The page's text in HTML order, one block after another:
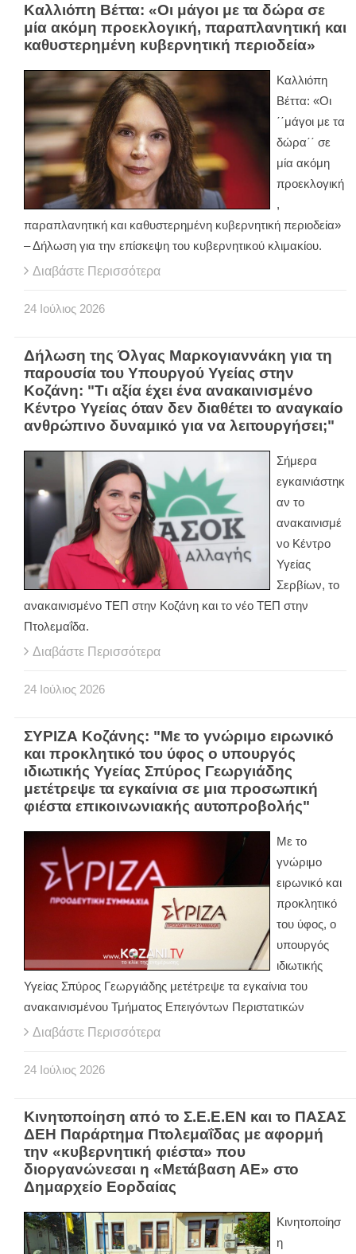
Καλλιόπη Βέττα: «Οι μάγοι με τα δώρα σε
μία ακόμη προεκλογική, παραπλανητική και
καθυστερημένη κυβερνητική περιοδεία»
Καλλιόπη
Βέττα: «Οι
΄΄μάγοι με τα
δώρα΄΄ σε
μία ακόμη
προεκλογική
,
παραπλανητική και καθυστερημένη κυβερνητική περιοδεία»
– Δήλωση για την επίσκεψη του κυβερνητικού κλιμακίου.
Διαβάστε Περισσότερα
24 Ιούλιος 2026
Δήλωση της Όλγας Μαρκογιαννάκη για τη
παρουσία του Υπουργού Υγείας στην
Κοζάνη: "Τι αξία έχει ένα ανακαινισμένο
Κέντρο Υγείας όταν δεν διαθέτει το αναγκαίο
ανθρώπινο δυναμικό για να λειτουργήσει;"
Σήμερα
εγκαινιάστηκ
αν το
ανακαινισμέ
νο Κέντρο
Υγείας
Σερβίων, το
ανακαινισμένο ΤΕΠ στην Κοζάνη και το νέο ΤΕΠ στην
Πτολεμαΐδα.
Διαβάστε Περισσότερα
24 Ιούλιος 2026
ΣΥΡΙΖΑ Κοζάνης: "Με το γνώριμο ειρωνικό
και προκλητικό του ύφος ο υπουργός
ιδιωτικής Υγείας Σπύρος Γεωργιάδης
μετέτρεψε τα εγκαίνια σε μια προσωπική
φιέστα επικοινωνιακής αυτοπροβολής"
Με το
γνώριμο
ειρωνικό και
προκλητικό
του ύφος, ο
υπουργός
ιδιωτικής
Υγείας Σπύρος Γεωργιάδης μετέτρεψε τα εγκαίνια του
ανακαινισμένου Τμήματος Επειγόντων Περιστατικών
Διαβάστε Περισσότερα
24 Ιούλιος 2026
Κινητοποίηση από το Σ.Ε.Ε.ΕΝ και το ΠΑΣΑΣ
ΔΕΗ Παράρτημα Πτολεμαΐδας με αφορμή
την «κυβερνητική φιέστα» που
διοργανώνεσαι η «Μετάβαση ΑΕ» στο
Δημαρχείο Εορδαίας
Κινητοποίησ
η